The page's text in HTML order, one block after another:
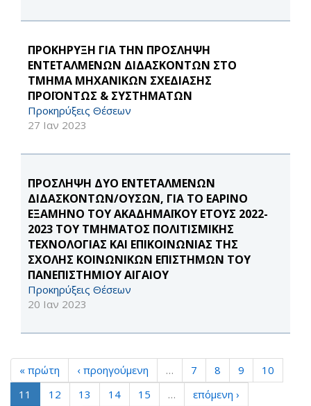
ΠΡΟΚΗΡΥΞΗ ΓΙΑ ΤΗΝ ΠΡΟΣΛΗΨΗ
ΕΝΤΕΤΑΛΜΕΝΩΝ ΔΙΔΑΣΚΟΝΤΩΝ ΣΤΟ
ΤΜΗΜΑ ΜΗΧΑΝΙΚΩΝ ΣΧΕΔΙΑΣΗΣ
ΠΡΟΪΟΝΤΩΣ & ΣΥΣΤΗΜΑΤΩΝ
Προκηρύξεις Θέσεων
27 Ιαν 2023
ΠΡΟΣΛΗΨΗ ΔΥΟ ΕΝΤΕΤΑΛΜΕΝΩΝ
ΔΙΔΑΣΚΟΝΤΩΝ/ΟΥΣΩΝ, ΓΙΑ ΤΟ ΕΑΡΙΝΟ
ΕΞΑΜΗΝΟ ΤΟΥ ΑΚΑΔΗΜΑΪΚΟΥ ΕΤΟΥΣ 2022-
2023 ΤΟΥ ΤΜΗΜΑΤΟΣ ΠΟΛΙΤΙΣΜΙΚΗΣ
ΤΕΧΝΟΛΟΓΙΑΣ ΚΑΙ ΕΠΙΚΟΙΝΩΝΙΑΣ ΤΗΣ
ΣΧΟΛΗΣ ΚΟΙΝΩΝΙΚΩΝ ΕΠΙΣΤΗΜΩΝ ΤΟΥ
ΠΑΝΕΠΙΣΤΗΜΙΟΥ ΑΙΓΑΙΟΥ
Προκηρύξεις Θέσεων
20 Ιαν 2023
« πρώτη ‹ προηγούμενη … 7 8 9
10
11
12 13 14 15 …
επόμενη ›